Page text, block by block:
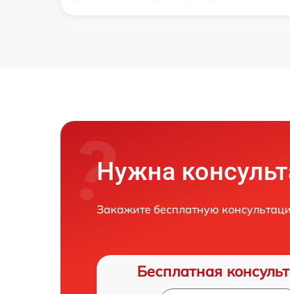
Нужна
Закажите бесплатную
Бесплатная